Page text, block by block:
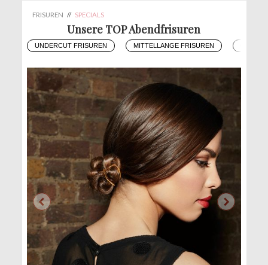
FRISUREN // SPECIALS
Unsere TOP Abendfrisuren
UNDERCUT FRISUREN MITTELLANGE FRISUREN